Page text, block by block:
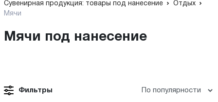
Сувенирная продукция: товары под нанесение
Отдых
Мячи
Мячи под нанесение
Фильтры